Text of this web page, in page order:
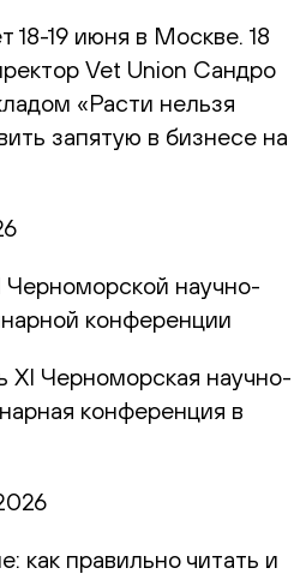
18-19 июня в Москве. 18
Vet Union Сандро
«Расти нельзя
запятую в бизнесе на
Черноморской научно-
конференции
XI Черноморская научно-
конференция в
как правильно читать и